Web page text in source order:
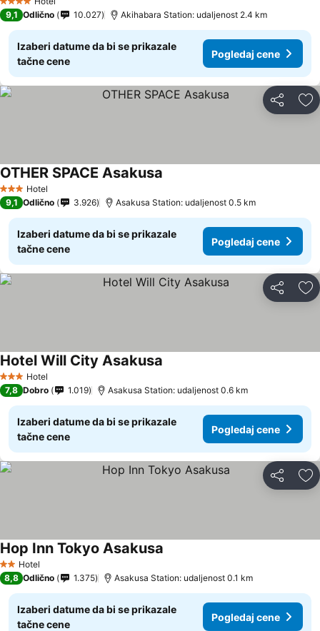
4 Zvezdice
9,1 Odlično 10.027 Akihabara Station: udaljenost 2.4 km
Izaberi datume da bi se prikazale
tačne cene
Pogledaj cene
Deli
3 Zvezdice
Hotel
OTHER SPACE Asakusa
9,1 Odlično 3.926 Asakusa Station: udaljenost 0.5 km
Izaberi datume da bi se prikazale
tačne cene
Pogledaj cene
Deli
3 Zvezdice
Hotel
Hotel Will City Asakusa
7,8 Dobro 1.019 Asakusa Station: udaljenost 0.6 km
Izaberi datume da bi se prikazale
tačne cene
Pogledaj cene
Deli
2 Zvezdice
Hotel
Hop Inn Tokyo Asakusa
8,8 Odlično 1.375 Asakusa Station: udaljenost 0.1 km
Izaberi datume da bi se prikazale
tačne cene
Pogledaj cene